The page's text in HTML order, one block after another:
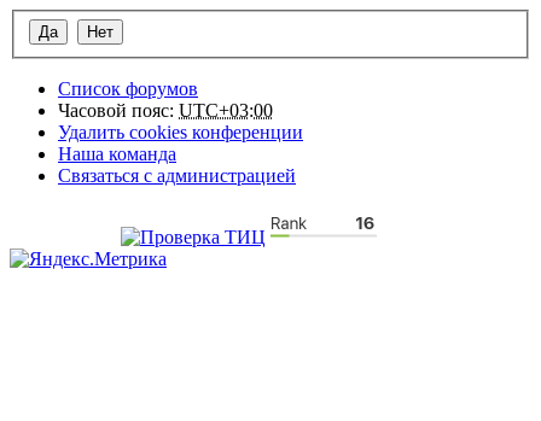
Список форумов
Часовой пояс: UTC+03:00
Удалить cookies конференции
Наша команда
Связаться с администрацией